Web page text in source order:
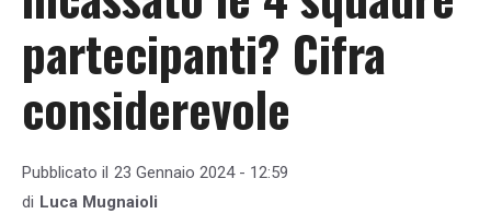
partecipanti? Cifra
considerevole
Pubblicato il 23 Gennaio 2024 - 12:59
di Luca Mugnaioli